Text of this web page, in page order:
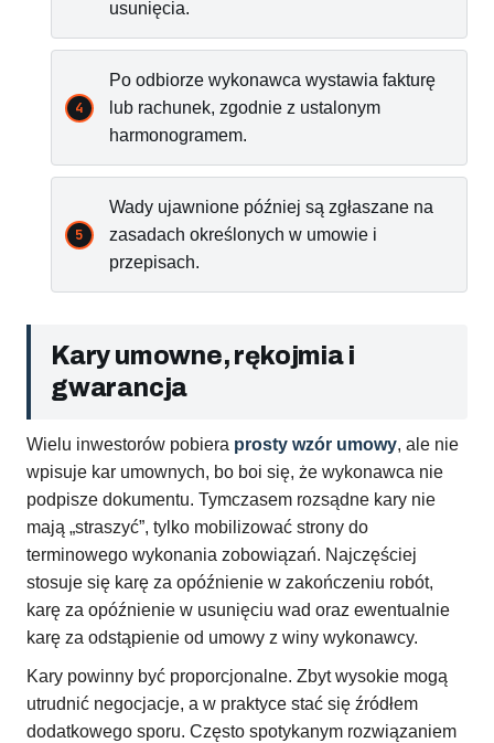
usunięcia.
Po odbiorze wykonawca wystawia fakturę
lub rachunek, zgodnie z ustalonym
harmonogramem.
Wady ujawnione później są zgłaszane na
zasadach określonych w umowie i
przepisach.
Kary umowne, rękojmia i
gwarancja
Wielu inwestorów pobiera prosty wzór umowy, ale nie
wpisuje kar umownych, bo boi się, że wykonawca nie
podpisze dokumentu. Tymczasem rozsądne kary nie
mają „straszyć”, tylko mobilizować strony do
terminowego wykonania zobowiązań. Najczęściej
stosuje się karę za opóźnienie w zakończeniu robót,
karę za opóźnienie w usunięciu wad oraz ewentualnie
karę za odstąpienie od umowy z winy wykonawcy.
Kary powinny być proporcjonalne. Zbyt wysokie mogą
utrudnić negocjacje, a w praktyce stać się źródłem
dodatkowego sporu. Często spotykanym rozwiązaniem